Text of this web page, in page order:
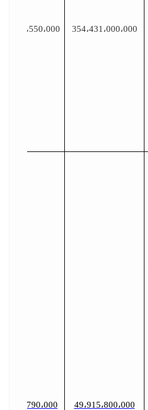
354،431،000،000
49،915،800،000 2،495،790،000